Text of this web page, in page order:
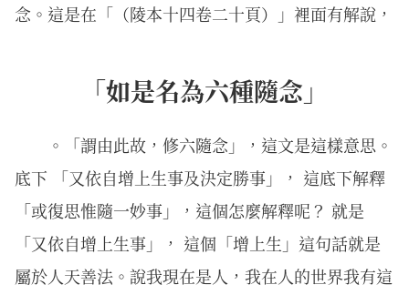
念。這是在「（陵本十四卷二十頁）」裡面有解說，
「如是名為六種隨念」
。「謂由此故，修六隨念」，這文是這樣意思。
底下 「又依自增上生事及決定勝事」， 這底下解釋
「或復思惟隨一妙事」，這個怎麼解釋呢？ 就是
「又依自增上生事」， 這個「增上生」這句話就是
屬於人天善法。說我現在是人，我在人的世界我有這